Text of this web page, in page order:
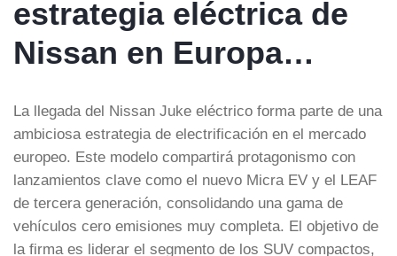
estrategia eléctrica de
Nissan en Europa…
La llegada del Nissan Juke eléctrico forma parte de una
ambiciosa estrategia de electrificación en el mercado
europeo. Este modelo compartirá protagonismo con
lanzamientos clave como el nuevo Micra EV y el LEAF
de tercera generación, consolidando una gama de
vehículos cero emisiones muy completa. El objetivo de
la firma es liderar el segmento de los SUV compactos,